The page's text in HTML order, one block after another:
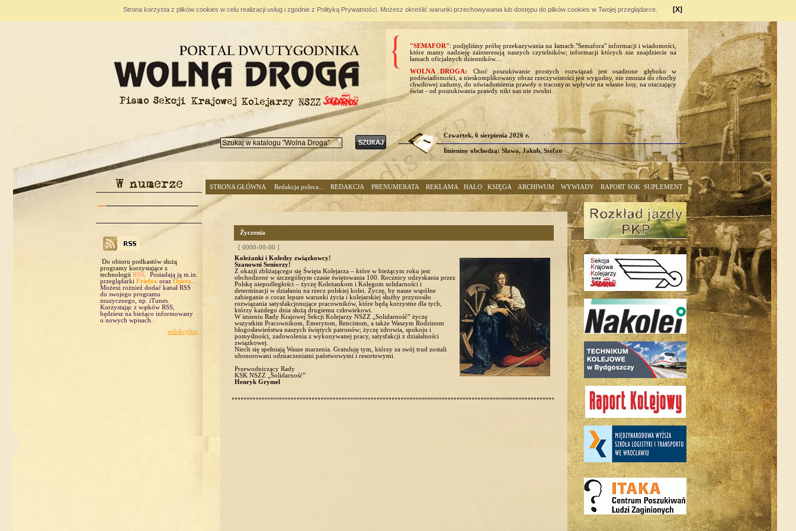
[X]
Strona korzysta z plików cookies w celu realizacji usług i zgodnie z Polityką Prywatności. Możesz określić warunki przechowywania lub dostępu do plików cookies w Twojej przeglądarce.
"SEMAFOR": podjęliśmy próbę przekazywania na łamach "Semafora" informacji i wiadomości,
które mamy nadzieję zainteresują naszych czytelników; informacji których nie znajdziecie na
łamach oficjalnych dzienników....
WOLNA DROGA: Choć poszukiwanie prostych rozwiązań jest osadzone głęboko w
podświadomości, a nieskomplikowany obraz rzeczywistości jest wygodny, nie zmusza do choćby
chwilowej zadumy, do uświadomienia prawdy o traconym wpływie na własne losy, na otaczający
świat - od poszukiwania prawdy nikt nas nie zwolni.
Czwartek, 6 sierpienia 2026 r.
Imieniny obchodzą: Sława, Jakub, Stefan
Do obioru podkastów służą
programy korzystające z
technologii RSS.
Posiadają ją m.in.
przeglądarki Friefox oraz Opera
Możesz rożnieź dodać kanał RSS
do swojego programu
muzycznego, np. iTunes.
Korzystając z wątków RSS,
będziesz na bieżąco informowany
o nowych wpisach.
subskrybuj
STRONA GŁÓWNA Redakcja poleca... REDAKCJA PRENUMERATA REKLAMA HALO KSIĘGA ARCHIWUM WYWIADY RAPORT SOK SUPLEMENT
Życzenia
[ 0000-00-00 ]
Koleżanki i Koledzy związkowcy!
Szanowni Seniorzy!
Z okazji zbliżającego się Święta Kolejarza – które w bieżącym roku jest
obchodzone w szczególnym czasie świętowania 100. Rocznicy odzyskania przez
Polskę niepodległości – życzę Koleżankom i Kolegom solidarności i
determinacji w działaniu na rzecz polskiej kolei. Życzę, by nasze wspólne
zabieganie o coraz lepsze warunki życia i kolejarskiej służby przynosiło
rozwiązania satysfakcjonujące pracowników, które będą korzystne dla tych,
którzy każdego dnia służą drugiemu człowiekowi.
W imieniu Rady Krajowej Sekcji Kolejarzy NSZZ „Solidarność” życzę
wszystkim Pracownikom, Emerytom, Rencistom, a także Waszym Rodzinom
błogosławieństwa naszych świętych patronów; życzę zdrowia, spokoju i
pomyślności, zadowolenia z wykonywanej pracy, satysfakcji z działalności
związkowej.
Niech się spełniają Wasze marzenia. Gratuluję tym, którzy za swój trud zostali
uhonorowani odznaczeniami państwowymi i resortowymi.
Przewodniczący Rady
KSK NSZZ „Solidarność”
Henryk Grymel